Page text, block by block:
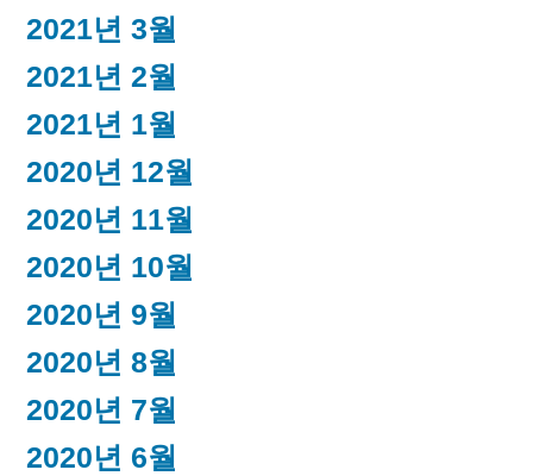
2021년 3월
2021년 2월
2021년 1월
2020년 12월
2020년 11월
2020년 10월
2020년 9월
2020년 8월
2020년 7월
2020년 6월